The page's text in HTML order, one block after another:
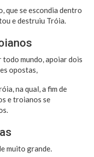
que se escondia dentro
e destruiu Tróia.
mundo, apoiar dois
opostas,
na qual, a fim de
e troianos se
muito grande.